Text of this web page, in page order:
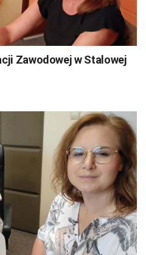
Zawodowej w Stalowej